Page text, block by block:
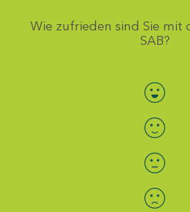
Wie zufrieden sind Sie mit
SAB?